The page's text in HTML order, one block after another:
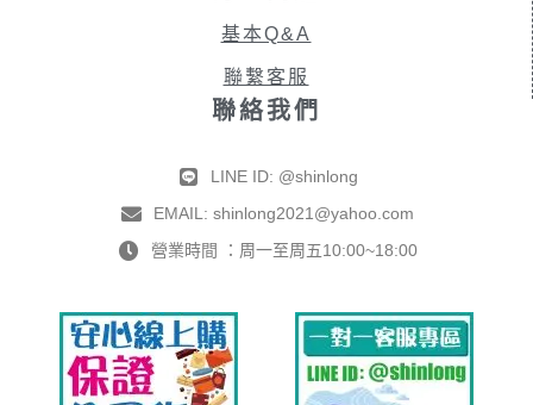
基本Q&A
聯繫客服
聯絡我們
LINE ID: @shinlong
EMAIL: shinlong2021@yahoo.com
營業時間 ：周一至周五10:00~18:00